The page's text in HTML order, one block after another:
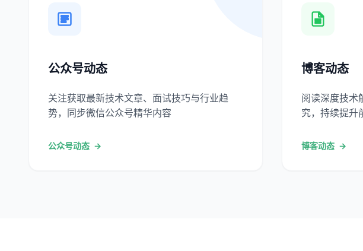
公众号动态
关注获取最新技术文章、面试技巧与行业趋
势，同步微信公众号精华内容
公众号动态 →
博客动态
阅读深度技术
究，持续提升
博客动态 →